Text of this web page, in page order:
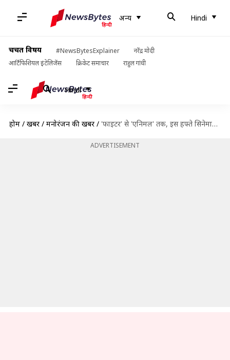
अन्य Hindi
चर्चित विषय #NewsBytesExplainer
नरेंद्र मोदी
आर्टिफिशियल इंटेलिजेंस
क्रिकेट समाचार राहुल गांधी
Hindi
होम / खबरें / मनोरंजन की खबरें / 'फाइटर' से 'एनिमल' तक, इस हफ्ते सिनेमाघर और OTT पर लें इन फिल्मों का मजा
ADVERTISEMENT